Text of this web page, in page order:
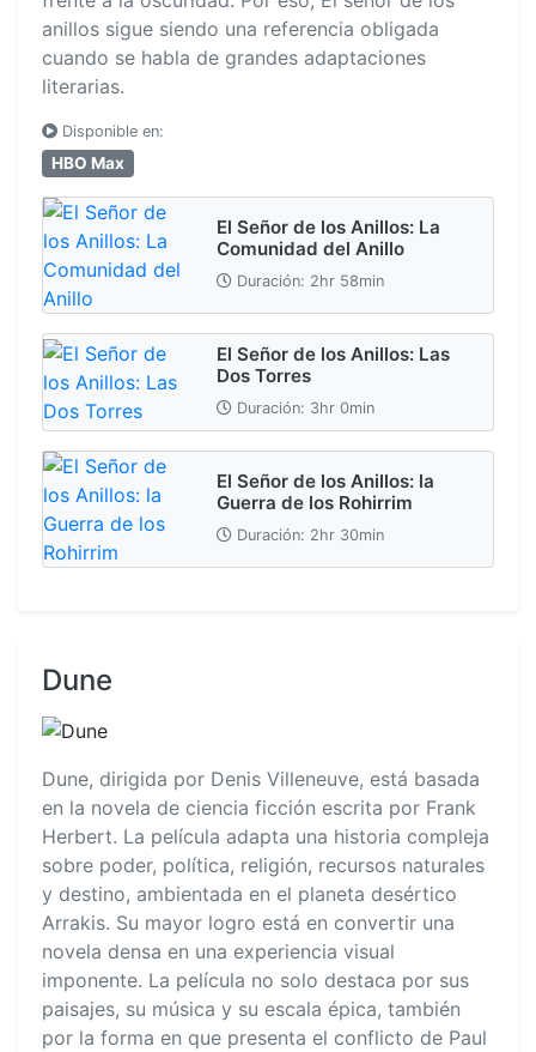
anillos sigue siendo una referencia obligada
cuando se habla de grandes adaptaciones
literarias.
Disponible en:
HBO Max
El Señor de los Anillos: La
Comunidad del Anillo
Duración: 2hr 58min
El Señor de los Anillos: Las
Dos Torres
Duración: 3hr 0min
El Señor de los Anillos: la
Guerra de los Rohirrim
Duración: 2hr 30min
Dune
Dune, dirigida por Denis Villeneuve, está basada
en la novela de ciencia ficción escrita por Frank
Herbert. La película adapta una historia compleja
sobre poder, política, religión, recursos naturales
y destino, ambientada en el planeta desértico
Arrakis. Su mayor logro está en convertir una
novela densa en una experiencia visual
imponente. La película no solo destaca por sus
paisajes, su música y su escala épica, también
por la forma en que presenta el conflicto de Paul